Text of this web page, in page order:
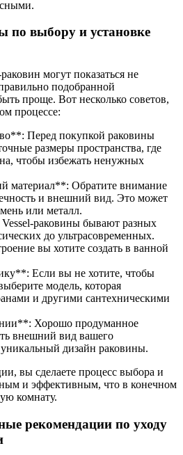
по выбору и установке
могут показаться не
подобранной
проще. Вот несколько советов,
процессе:
Перед покупкой раковины
размеры пространства, где
чтобы избежать ненужных
материал**: Обратите внимание
и внешний вид. Это может
или металл.
раковины бывают разных
до ультрасовременных.
вы хотите создать в ванной
Если вы не хотите, чтобы
модель, которая
и другими сантехническими
Хорошо продуманное
внешний вид вашего
дизайн раковины.
вы сделаете процесс выбора и
и эффективным, что в конечном
комнату.
рекомендации по уходу